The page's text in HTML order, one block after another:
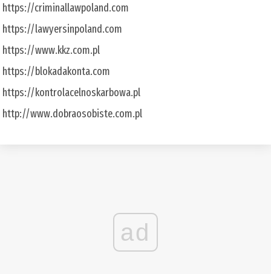
https://criminallawpoland.com
https://lawyersinpoland.com
https://www.kkz.com.pl
https://blokadakonta.com
https://kontrolacelnoskarbowa.pl
http://www.dobraosobiste.com.pl
ad